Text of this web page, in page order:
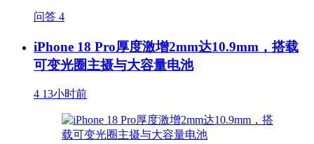
问答 4
iPhone 18 Pro厚度激增2mm达10.9mm，搭载
可变光圈主摄与大容量电池
4 13小时前